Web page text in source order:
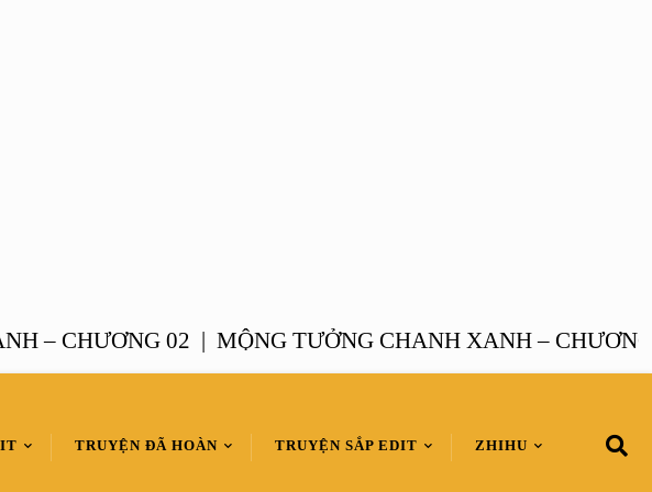
CHƯƠNG 02 |MỘNG TƯỞNG CHANH XANH – CHƯƠNG
TRUYỆN ĐÃ HOÀN TRUYỆN SẮP EDIT ZHIHU